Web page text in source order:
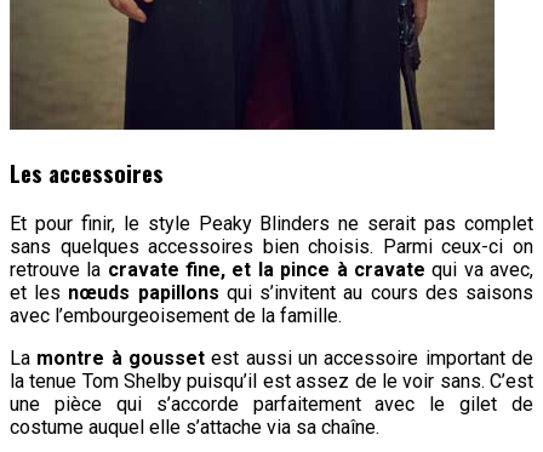
Les accessoires
Et pour finir, le style Peaky Blinders ne serait pas complet
sans quelques accessoires bien choisis. Parmi ceux-ci on
retrouve la cravate fine, et la pince à cravate qui va avec,
et les nœuds papillons qui s’invitent au cours des saisons
avec l’embourgeoisement de la famille.
La montre à gousset est aussi un accessoire important de
la tenue Tom Shelby puisqu’il est assez de le voir sans. C’est
une pièce qui s’accorde parfaitement avec le gilet de
costume auquel elle s’attache via sa chaîne.